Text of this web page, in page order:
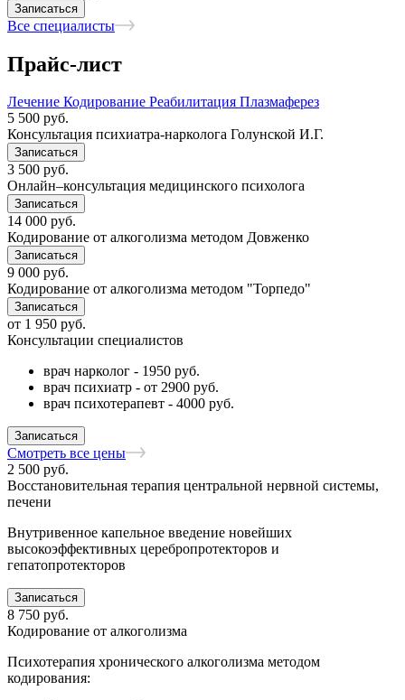
Записаться
Все специалисты
Прайс-лист
Лечение Кодирование Реабилитация Плазмаферез
5 500 руб.
Консультация психиатра-нарколога Голунской И.Г.
Записаться
3 500 руб.
Онлайн–консультация медицинского психолога
Записаться
14 000 руб.
Кодирование от алкоголизма методом Довженко
Записаться
9 000 руб.
Кодирование от алкоголизма методом "Торпедо"
Записаться
от 1 950 руб.
Консультации специалистов
врач нарколог - 1950 руб.
врач психиатр - от 2900 руб.
врач психотерапевт - 4000 руб.
Записаться
Смотреть все цены
2 500 руб.
Восстановительная терапия центральной нервной системы,
печени
Внутривенное капельное введение новейших
высокоэффективных церебропротекторов и
гепатопротекторов
Записаться
8 750 руб.
Кодирование от алкоголизма
Психотерапия хронического алкоголизма методом
кодирования: